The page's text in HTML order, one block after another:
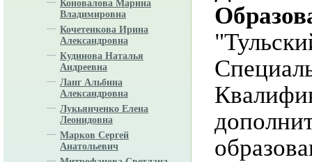
Коновалова Марина
Владимировна
Кочетенкова Ирина
Александровна
Кудинова Наталья
Андреевна
Ланг Альбина
Александровна
Лукьянченко Елена
Леонидовна
Марков Сергей
Анатольевич
К